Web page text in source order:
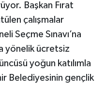
Başkan Fırat
çalışmalar
Seçme Sınavı’na
yönelik ücretsiz
yoğun katılımla
Belediyesinin gençlik